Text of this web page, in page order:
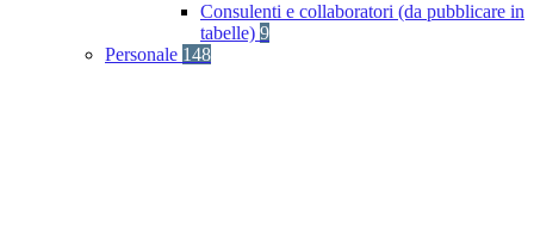
Consulenti e collaboratori (da pubblicare in
tabelle) 9
Personale 148